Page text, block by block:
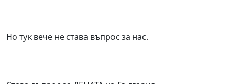
Но тук вече не става въпрос за нас.